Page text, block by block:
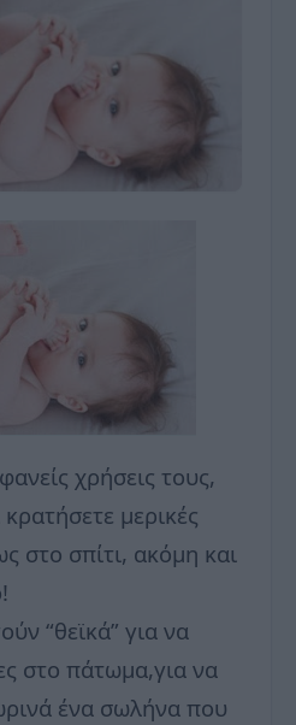
χρήσεις τους,
μερικές
στο σπίτι, ακόμη και
“θεϊκά” για να
στο πάτωμα,για να
ένα σωλήνα που